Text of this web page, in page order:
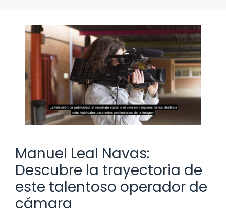
Manuel Leal Navas:
Descubre la trayectoria de
este talentoso operador de
cámara